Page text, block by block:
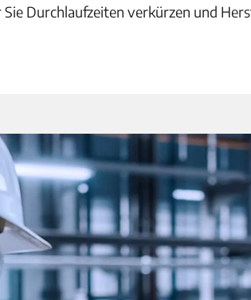
Durchlaufzeiten verkürzen und